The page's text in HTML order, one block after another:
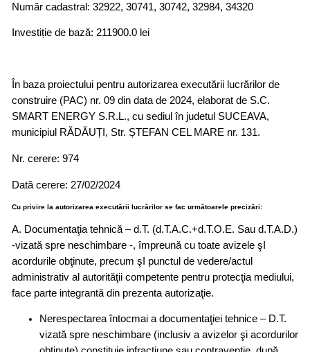
Număr cadastral: 32922, 30741, 30742, 32984, 34320
Investiție de bază: 211900.0 lei
În baza proiectului pentru autorizarea executării lucrărilor de
construire (PAC) nr. 09 din data de 2024, elaborat de S.C.
SMART ENERGY S.R.L., cu sediul în judetul SUCEAVA,
municipiul RĂDĂUȚI, Str. ȘTEFAN CEL MARE nr. 131.
Nr. cerere: 974
Dată cerere: 27/02/2024
Cu privire la autorizarea executării lucrărilor se fac următoarele precizări:
A. Documentaţia tehnică – d.T. (d.T.A.C.+d.T.O.E. Sau d.T.A.D.)
-vizată spre neschimbare -, împreună cu toate avizele şI
acordurile obţinute, precum şI punctul de vedere/actul
administrativ al autorităţii competente pentru protecţia mediului,
face parte integrantă din prezenta autorizaţie.
Nerespectarea întocmai a documentaţiei tehnice – D.T.
vizată spre neschimbare (inclusiv a avizelor şi acordurilor